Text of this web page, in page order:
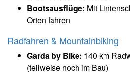
Bootsausflüge: Mit
Orten fahren
Radfahren & Mountainbiking
Garda by Bike: 140 km
(teilweise noch im Bau)